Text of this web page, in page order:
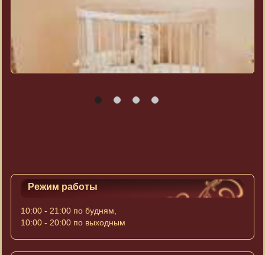
Режим работы
10:00 - 21:00 по будням,
10:00 - 20:00 по выходным